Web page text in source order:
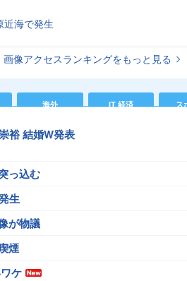
近海で発生
画像アクセスランキングをもっと見る
海外 IT 経済 ス
裕 結婚W発表
っ込む
生
が物議
煙
ケ